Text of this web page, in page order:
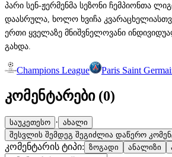
პარი სენ-ჟერმენმა სეზონი ჩემპიონთა
დაასრულა, ხოლო ხვიჩა
ერთი ყველაზე მნიშვნელოვანი
გახდა.
Champions League Paris Saint
კომენტარები (0)
საუკეთესო · ახალი
შესვლის შემდეგ შეგიძლია დაწერო
კომენტარის ტიპი: ზოგადი ანალიზი